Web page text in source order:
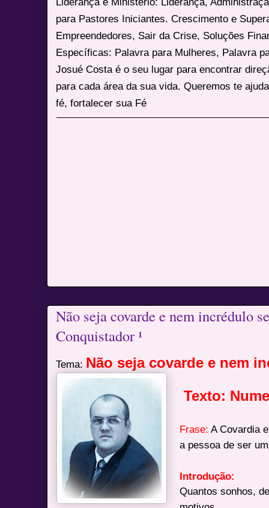
para Pastores Iniciantes. Crescimento e
Empreendedores, Sair da Crise, Soluções
Específicas: Palavra para Mulheres, Palavra
Josué Costa é o seu lugar para encontrar
para cada área da sua vida. Queremos te
fé, fortalecer sua Fé
Não seja covarde e nem incrédulo
Conquistador ¹
Tema: Não seja covarde e nem
Texto:
Frase: A Covardia
a pessoa de ser
Introdução:
Quantos sonhos,